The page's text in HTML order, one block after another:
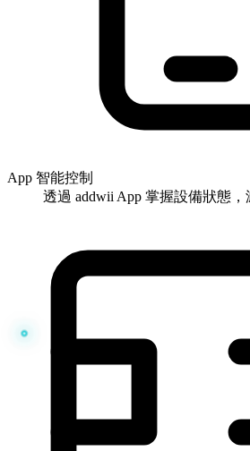
App 智能控制
透過 addwii App 掌握設備狀態，